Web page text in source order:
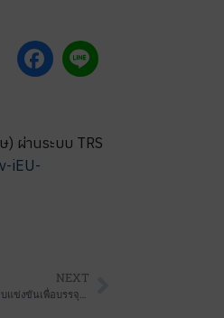
) ผ่านระบบ TRS
iEU-
NEXT
>>แก้ไขประกาศ รายชื่อผู้มีสิทธิและไม่มีสิทธิเข้าสอบข้อเขียน ภาค ก และ ภาค ข ในการสอบแข่งขันเพื่อบรรจุและแต่งตั้งบุคคลเข้ารับราชการเป็นข้าราชการครูและบุคลากรทางการศึกษา ตำแหน่งครูผู้ช่วย ฯ